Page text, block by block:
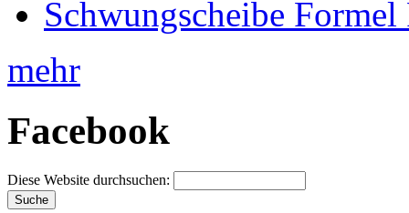
Schwungscheibe Formel
mehr
Facebook
Diese Website durchsuchen: